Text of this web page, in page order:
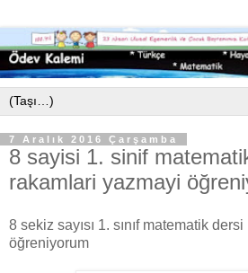
7 Aralık 2016 Çarşamba
8 sayisi 1. sinif
rakamlari yazmayi
8 sekiz sayısı 1. sınıf matematik
öğreniyorum